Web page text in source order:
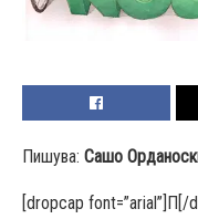
Пишува: Сашо
[dropcap font=”arial”]П[/